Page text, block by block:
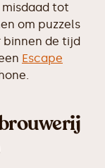
misdaad tot
om puzzels
binnen de tijd
Escape